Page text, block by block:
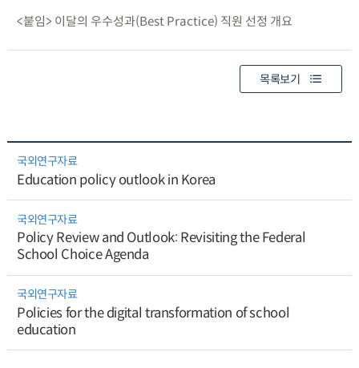
<붙임> 이달의 우수성과(Best Practice) 직원 선정 개요
목록보기
국외연구자료
Education policy outlook in Korea
국외연구자료
Policy Review and Outlook: Revisiting the Federal
School Choice Agenda
국외연구자료
Policies for the digital transformation of school
education